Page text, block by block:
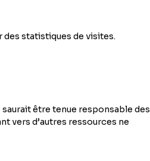
des statistiques de visites.
être tenue responsable des
vers d’autres ressources ne